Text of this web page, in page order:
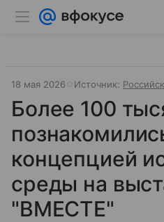
18 мая 2026 Источник:
Более 100
концепцией
среды на
"ВМЕСТЕ"